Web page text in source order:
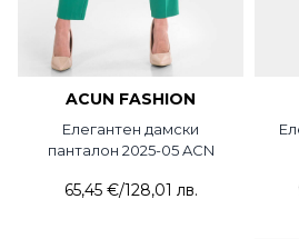
ACUN FASHION
Елегантен дамски
панталон 2025-05 ACN
65,45 €/128,01 лв.